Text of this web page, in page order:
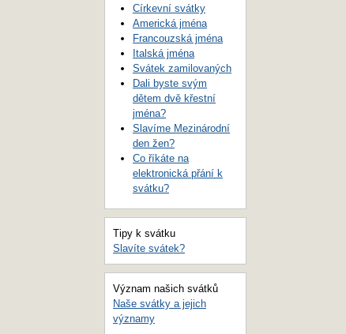
Církevní svátky
Americká jména
Francouzská jména
Italská jména
Svátek zamilovaných
Dali byste svým
dětem dvě křestní
jména?
Slavíme Mezinárodní
den žen?
Co říkáte na
elektronická přání k
svátku?
Tipy k svátku
Slavíte svátek?
Význam našich svátků
Naše svátky a jejich
významy